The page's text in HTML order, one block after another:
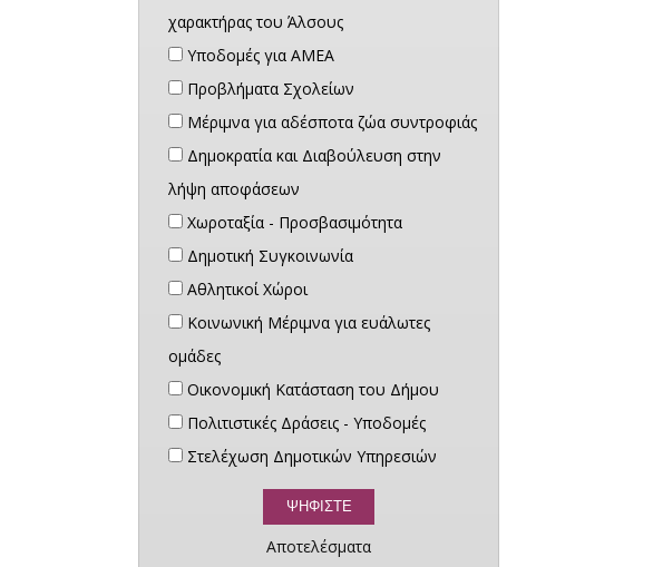
χαρακτήρας του Άλσους
Υποδομές για ΑΜΕΑ
Προβλήματα Σχολείων
Μέριμνα για αδέσποτα ζώα συντροφιάς
Δημοκρατία και Διαβούλευση στην
λήψη αποφάσεων
Χωροταξία - Προσβασιμότητα
Δημοτική Συγκοινωνία
Αθλητικοί Χώροι
Κοινωνική Μέριμνα για ευάλωτες
ομάδες
Οικονομική Κατάσταση του Δήμου
Πολιτιστικές Δράσεις - Υποδομές
Στελέχωση Δημοτικών Υπηρεσιών
Αποτελέσματα